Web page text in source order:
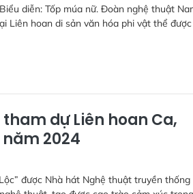
diễn: Tốp múa nữ. Đoàn nghệ thuật
Liên hoan di sản văn hóa phi vật thể được
dự Liên hoan Ca,
2024
được Nhà hát Nghệ thuật truyền thống